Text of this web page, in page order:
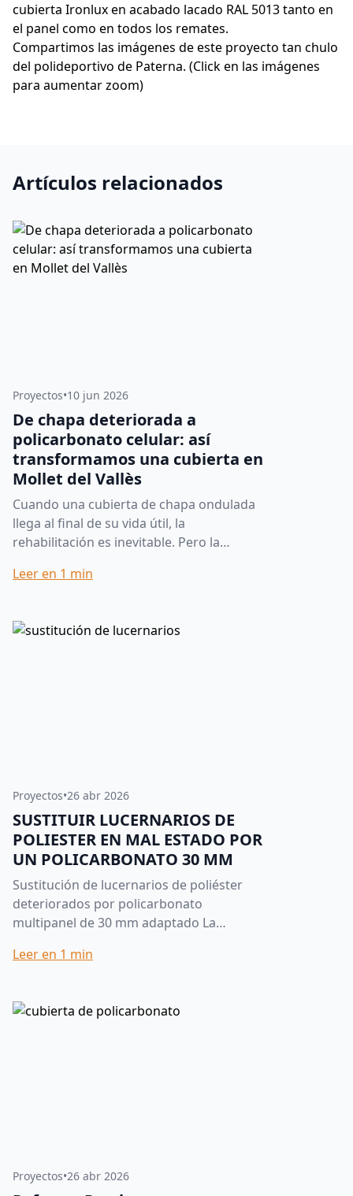
Proyectos
Instalaciones
cubierta Ironlux en acabado lacado RAL 5013 tanto en
el panel como en todos los remates.
Compartimos las imágenes de este proyecto tan chulo
del polideportivo de Paterna. (Click en las imágenes
para aumentar zoom)
Artículos relacionados
Proyectos•10 jun 2026
De chapa deteriorada a
policarbonato celular: así
transformamos una cubierta en
Mollet del Vallès
Cuando una cubierta de chapa ondulada
llega al final de su vida útil, la
rehabilitación es inevitable. Pero la
la diferencia entre una re...
Leer en 1 min
Proyectos•26 abr 2026
SUSTITUIR LUCERNARIOS DE
POLIESTER EN MAL ESTADO POR
UN POLICARBONATO 30 MM
Sustitución de lucernarios de poliéster
deteriorados por policarbonato
multipanel de 30 mm adaptado La
una de las actuaciones más habituales...
Leer en 1 min
Proyectos•26 abr 2026